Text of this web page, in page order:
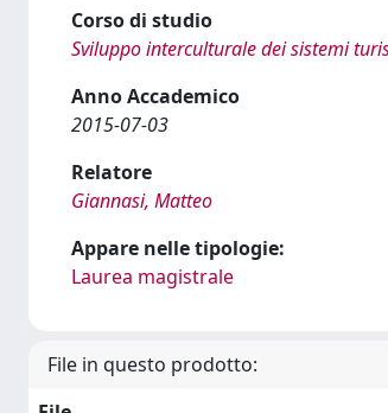
Corso di studio
Sviluppo interculturale dei sistemi
Anno Accademico
2015-07-03
Relatore
Giannasi, Matteo
Appare nelle tipologie:
Laurea magistrale
File in questo prodotto: